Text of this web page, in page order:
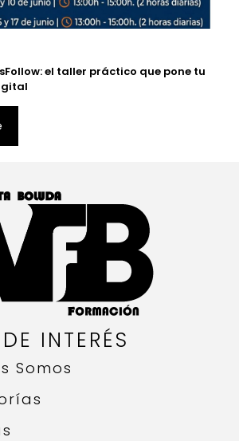
el taller práctico que pone tu
INTERÉS
Somos